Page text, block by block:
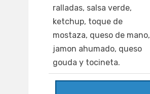
ralladas, salsa verde,
ketchup, toque de
mostaza, queso de mano,
jamon ahumado, queso
gouda y tocineta.